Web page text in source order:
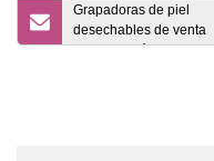
Grapadoras de piel
desechables de venta
directa de fábrica para